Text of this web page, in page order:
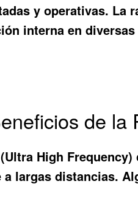
y operativas. La
interna en
de la
High
largas distancias.